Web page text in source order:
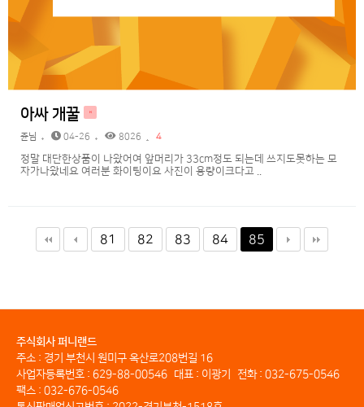
아싸 개꿀 H
쥰님 04-26 8026 4
정말 대단한상품이 나왔어여 앞머리가 33cm정도 되는데 쓰지도못하는 모
자가나왔네요 여러분 화이팅이요 사진이 용량이크다고 ..
81 82 83 84 85
주식회사 퍼니랜드
주소 : 경기 부천시 원미구 옥산로208번길 16
사업자등록번호 : 629-88-00546 대표 : 이광기
전화 : 032-675-0546
팩스 : 032-676-0546